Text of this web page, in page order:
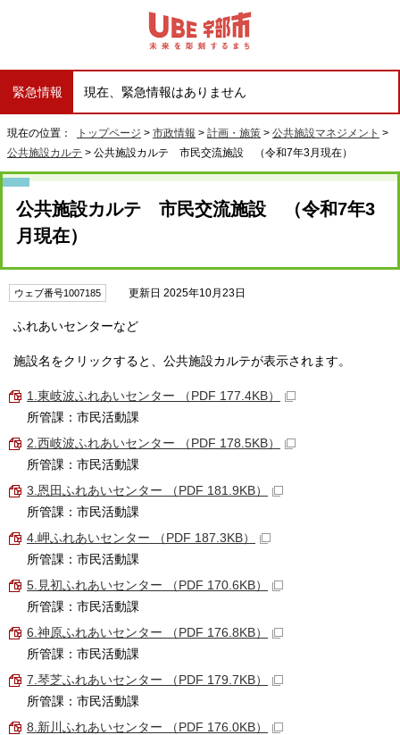
緊急情報 現在、緊急情報はありません
現在の位置： トップページ > 市政情報 > 計画・施策 > 公共施設マネジメント >
公共施設カルテ > 公共施設カルテ 市民交流施設 （令和7年3月現在）
公共施設カルテ 市民交流施設 （令和7年3
月現在）
ウェブ番号1007185 更新日 2025年10月23日
ふれあいセンターなど
施設名をクリックすると、公共施設カルテが表示されます。
1.東岐波ふれあいセンター （PDF 177.4KB）
所管課：市民活動課
2.西岐波ふれあいセンター （PDF 178.5KB）
所管課：市民活動課
3.恩田ふれあいセンター （PDF 181.9KB）
所管課：市民活動課
4.岬ふれあいセンター （PDF 187.3KB）
所管課：市民活動課
5.見初ふれあいセンター （PDF 170.6KB）
所管課：市民活動課
6.神原ふれあいセンター （PDF 176.8KB）
所管課：市民活動課
7.琴芝ふれあいセンター （PDF 179.7KB）
所管課：市民活動課
8.新川ふれあいセンター （PDF 176.0KB）